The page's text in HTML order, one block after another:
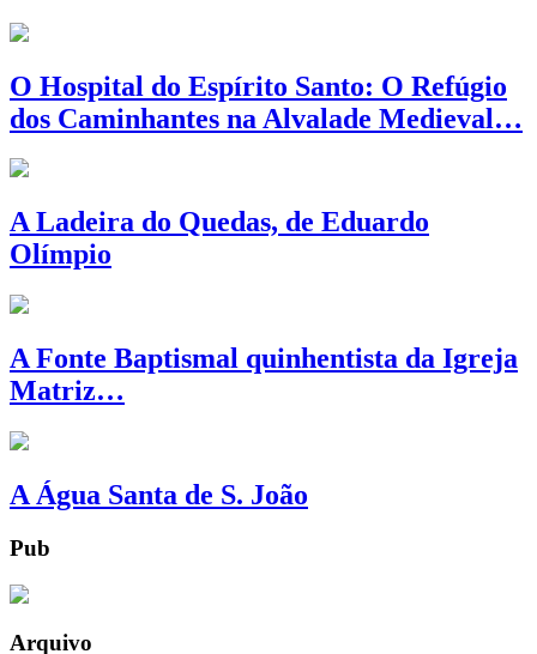
O Hospital do Espírito Santo: O Refúgio
dos Caminhantes na Alvalade Medieval…
A Ladeira do Quedas, de Eduardo
Olímpio
A Fonte Baptismal quinhentista da Igreja
Matriz…
A Água Santa de S. João
Pub
Arquivo